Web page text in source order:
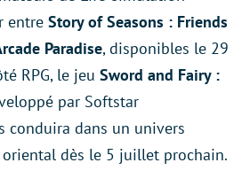
entre Story of Seasons : Friends
Paradise, disponibles le 29
RPG, le jeu Sword and Fairy :
par Softstar
conduira dans un univers
dès le 5 juillet prochain.